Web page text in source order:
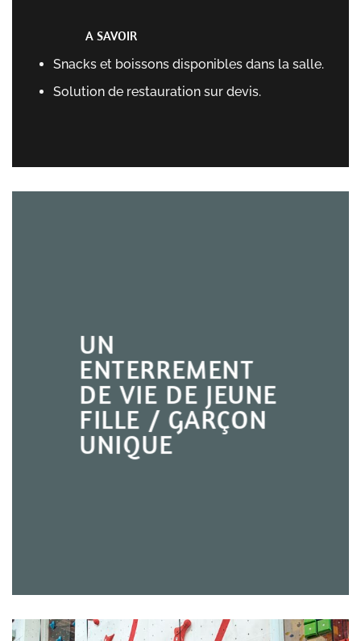
A SAVOIR
Snacks et boissons disponibles dans la salle.
Solution de restauration sur devis.
UN
ENTERREMENT
DE VIE DE JEUNE
FILLE / GARÇON
UNIQUE